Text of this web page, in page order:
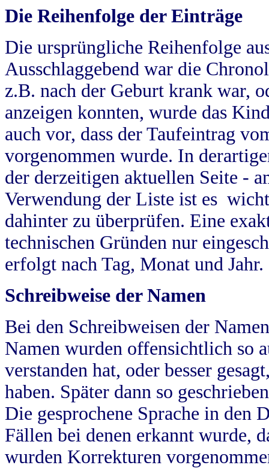
Die Reihenfolge der Einträge
Die ursprüngliche Reihenfolge
Ausschlaggebend war die
z.B. nach der Geburt krank war,
anzeigen konnten, wurde das
auch vor, dass der Taufeintrag
vorgenommen wurde. In
der derzeitigen aktuellen Seite -
Verwendung der Liste ist es
dahinter zu überprüfen. Eine
technischen Gründen nur
erfolgt nach Tag, Monat und Jahr.
Schreibweise der Namen
Bei den Schreibweisen der
Namen wurden offensichtlich so
verstanden hat, oder besser
haben. Später dann so
Die gesprochene Sprache in
Fällen bei denen erkannt wurde,
wurden Korrekturen